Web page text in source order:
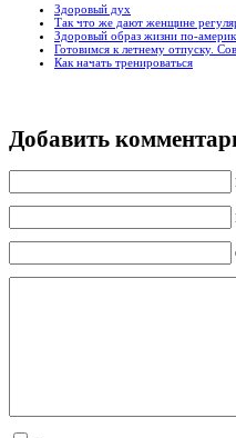
Здоровый дух
Так что же дают женщине
Здоровый образ жизни по-
Готовимся к летнему отпуску.
Как начать тренироваться
Добавить